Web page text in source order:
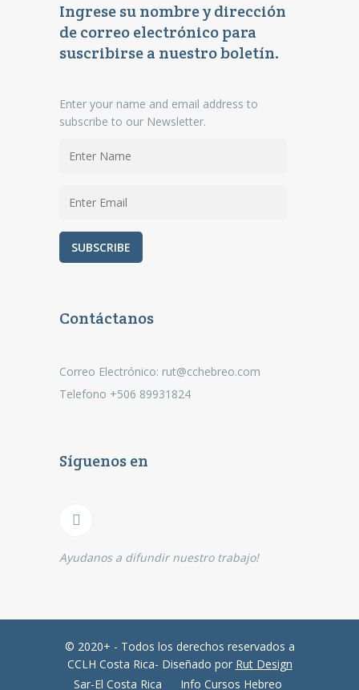
Ingrese su nombre y dirección
de correo electrónico para
suscribirse a nuestro boletín.
Enter your name and email address to
subscribe to our Newsletter.
Contáctanos
Correo Electrónico: rut@cchebreo.com
Telefono +506 89931824
Síguenos en
Ayudanos a difundir nuestro trabajo!
© 2020+ - Todos los derechos reservados a
CCLH Costa Rica- Diseñado por Rut Design
Sar-El Costa Rica
Info Cursos Hebreo